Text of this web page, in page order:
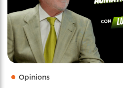
Opinions